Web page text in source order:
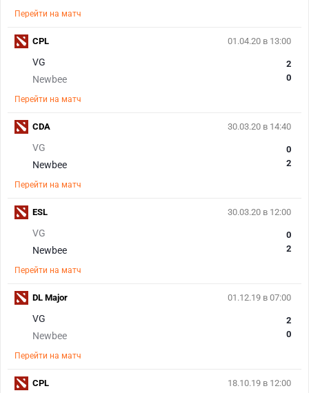
Перейти на матч
01.04.20 в 13:00
VG
Newbee
2
0
Перейти на матч
CPL
30.03.20 в 14:40
VG
Newbee
0
2
Перейти на матч
CDA
30.03.20 в 12:00
VG
Newbee
0
2
Перейти на матч
ESL
01.12.19 в 07:00
VG
Newbee
2
0
Перейти на матч
DL Major
18.10.19 в 12:00
CPL